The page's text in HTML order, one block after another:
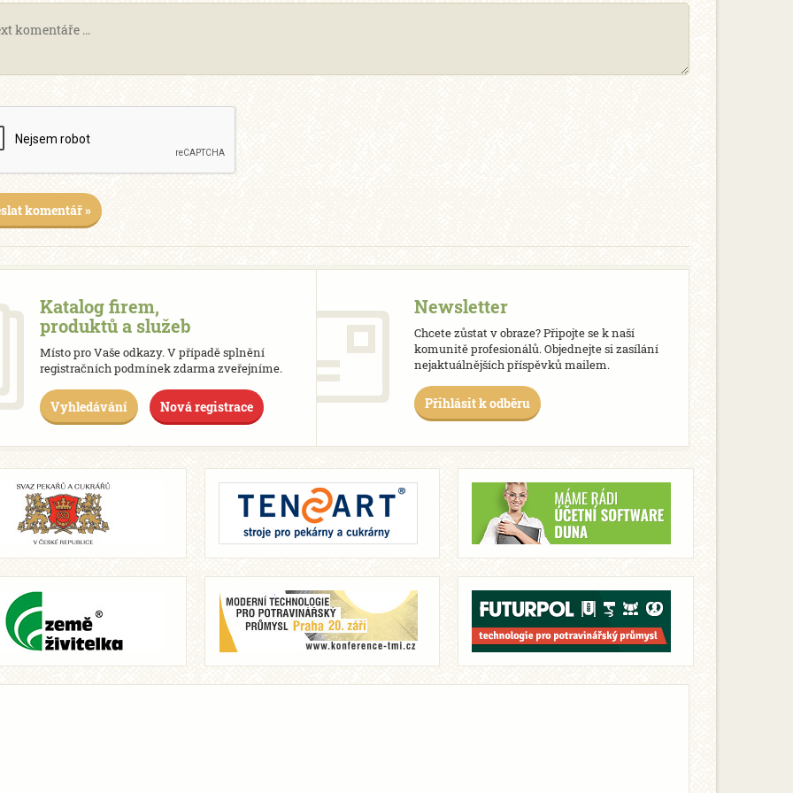
komentář »
Katalog firem,
produktů a služeb
Místo pro Vaše odkazy. V případě splnění
registračních podmínek zdarma zveřejníme.
Vyhledávání Nová registrace
Newsletter
Chcete zůstat v obraze? Připojte se k naší
komunitě profesionálů. Objednejte si zasílání
nejaktuálnějších příspěvků mailem.
Přihlásit k odběru